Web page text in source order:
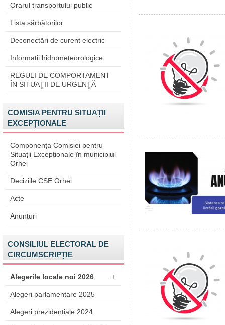
Orarul transportului public
Lista sărbătorilor
Deconectări de curent electric
Informații hidrometeorologice
REGULI DE COMPORTAMENT
ÎN SITUAŢII DE URGENŢĂ
COMISIA PENTRU SITUAȚII
EXCEPȚIONALE
Componența Comisiei pentru
Situații Excepționale în municipiul
Orhei
Deciziile CSE Orhei
Acte
Anunțuri
CONSILIUL ELECTORAL DE
CIRCUMSCRIPȚIE
Alegerile locale noi 2026 +
Alegeri parlamentare 2025
Alegeri prezidențiale 2024